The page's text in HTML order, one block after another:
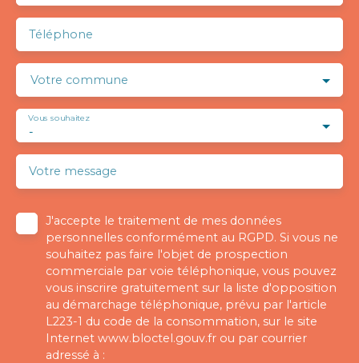
Téléphone
Votre commune
-
Vous souhaitez
Votre message
J'accepte le traitement de mes données
personnelles conformément au RGPD. Si vous ne
souhaitez pas faire l'objet de prospection
commerciale par voie téléphonique, vous pouvez
vous inscrire gratuitement sur la liste d'opposition
au démarchage téléphonique, prévu par l'article
L223-1 du code de la consommation, sur le site
Internet www.bloctel.gouv.fr ou par courrier
adressé à :